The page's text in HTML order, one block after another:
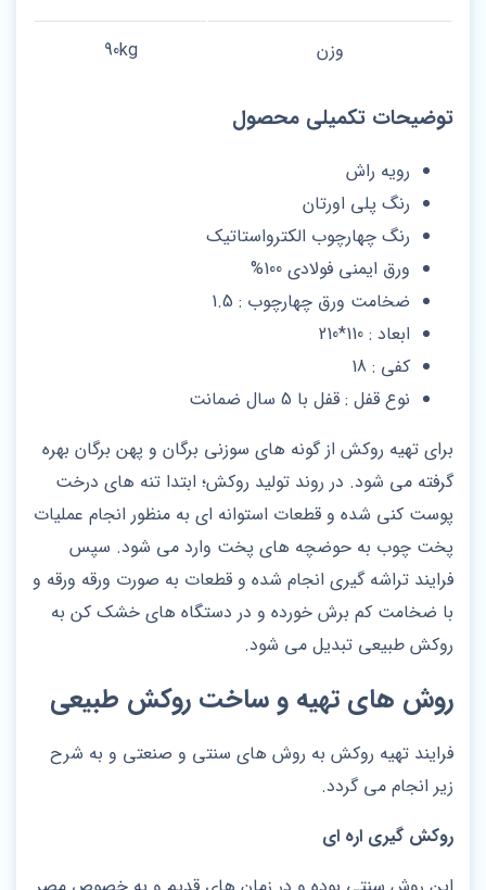
وزن 90kg
توضیحات تکمیلی محصول
رویه راش
رنگ پلی اورتان
رنگ چهارچوب الکترواستاتیک
ورق ایمنی فولادی 100%
ضخامت ورق چهارچوب : 1.5
ابعاد : 110*210
کفی : 18
نوع قفل : قفل با 5 سال ضمانت
برای تهیه روکش از گونه های سوزنی برگان و پهن برگان بهره
گرفته می شود. در روند تولید روکش؛ ابتدا تنه های درخت
پوست کنی شده و قطعات استوانه ای به منظور انجام عملیات
پخت چوب به حوضچه های پخت وارد می شود. سپس
فرایند تراشه گیری انجام شده و قطعات به صورت ورقه ورقه و
با ضخامت کم برش خورده و در دستگاه های خشک کن به
روکش طبیعی تبدیل می شود.
روش های تهیه و ساخت روکش طبیعی
فرایند تهیه روکش به روش های سنتی و صنعتی و به شرح
زیر انجام می گردد.
روکش گیری اره ای